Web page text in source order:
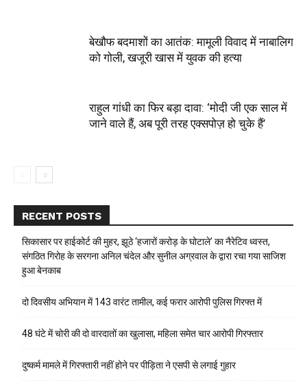
बेखौफ बदमाशों का आतंक: मामूली विवाद में नाबालिग
को गोली, खजूरी खास में युवक की हत्या
राहुल गांधी का फिर बड़ा दावा: ‘मोदी जी एक साल में
जाने वाले हैं, अब पूरी तरह एक्सपोज़ हो चुके हैं’
RECENT POSTS
सिकासार पर हाईकोर्ट की मुहर, झूठे ‘हजारों करोड़ के घोटाले’ का नैरेटिव ध्वस्त,
संगठित गिरोह के सरगना अनिल चंदेल और सुनील अग्रवाल के द्वारा रचा गया साजिश
हुआ बेनकाब
दो दिवसीय अभियान में 143 वारंट तामील, कई फरार आरोपी पुलिस गिरफ्त में
48 घंटे में चोरी की दो वारदातों का खुलासा, महिला समेत चार आरोपी गिरफ्तार
दुष्कर्म मामले में गिरफ्तारी नहीं होने पर पीड़िता ने एसपी से लगाई गुहार